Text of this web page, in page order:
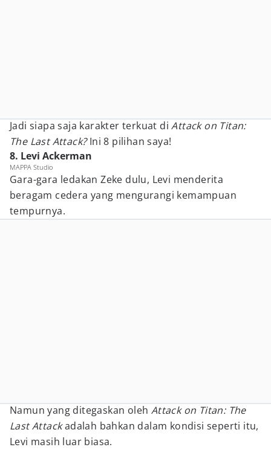
Jadi siapa saja karakter terkuat diAttack on Titan:
The Last Attack?Ini 8 pilihan saya!
8. Levi Ackerman
MAPPA Studio
Gara-gara ledakan Zeke dulu, Levi menderita
beragam cedera yang mengurangi kemampuan
tempurnya.
Namun yang ditegaskan oleh Attack on Titan: The
Last Attackadalah bahkan dalam kondisi seperti itu,
Levi masih luar biasa.